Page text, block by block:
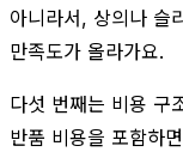
아니라서, 상의나 슬
만족도가 올라가요.
다섯 번째는 비용 구
반품 비용을 포함하